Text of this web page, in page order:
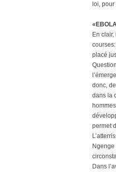
loi,
En
placé
donc,
dans la
permet
Ngenge
Dans